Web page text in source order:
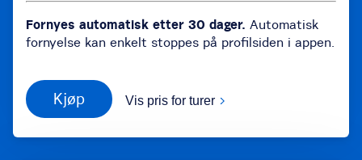
Fornyes automatisk etter 30 dager. Automatisk
fornyelse kan enkelt stoppes på profilsiden i appen.
Kjøp Vis pris for turer